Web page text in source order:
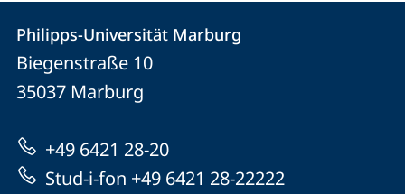
Kontakt
und
Informationen
zur
Website
Kontaktinformationen
Philipps-
Universität
Marburg
Philipps-Universität Marburg
Biegenstraße 10
35037 Marburg
+49 6421 28-20
Stud-i-fon +49 6421 28-22222